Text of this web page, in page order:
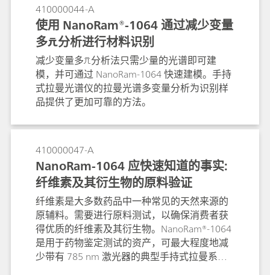
410000044-A
使用 NanoRam®-1064 通过减少变量
多元分析进行材料识别
减少变量多元分析法只需少量的光谱即可建
模，并可通过 NanoRam-1064 快速建模。手持
式拉曼光谱仪的拉曼光谱多变量分析为识别样
品提供了更加可靠的方法。
410000047-A
NanoRam-1064 应快速知道的事实:
纤维素及其衍生物的原料验证
纤维素是大多数药品中一种常见的天然来源的
原辅料。需要进行原料测试，以确保消费者获
得优质的纤维素及其衍生物。NanoRam®-1064
是用于药物鉴定测试的资产，可最大程度地减
少带有 785 nm 激光器的典型手持式拉曼系统